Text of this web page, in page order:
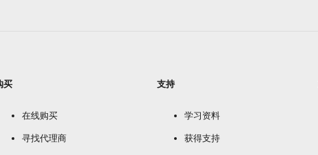
买
在线购买
寻找代理商
支持
学习资料
获得支持